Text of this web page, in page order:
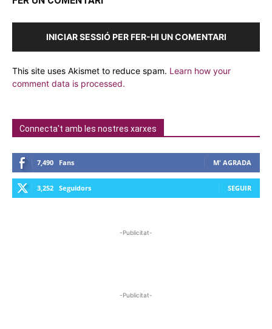
INICIAR SESSIÓ PER FER-HI UN COMENTARI
This site uses Akismet to reduce spam. Learn how your
comment data is processed.
Connecta't amb les nostres xarxes
7,490 Fans M' AGRADA
3,252 Seguidors SEGUIR
-Publicitat-
-Publicitat-